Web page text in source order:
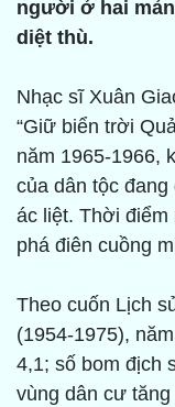
người ở hai
diệt thù.
Nhạc sĩ Xuân
“Giữ biển trời
năm 1965-1966,
của dân tộc
ác liệt. Thời điểm
phá điên cuồng
Theo cuốn Lịch
(1954-1975),
4,1; số bom địch
vùng dân cư